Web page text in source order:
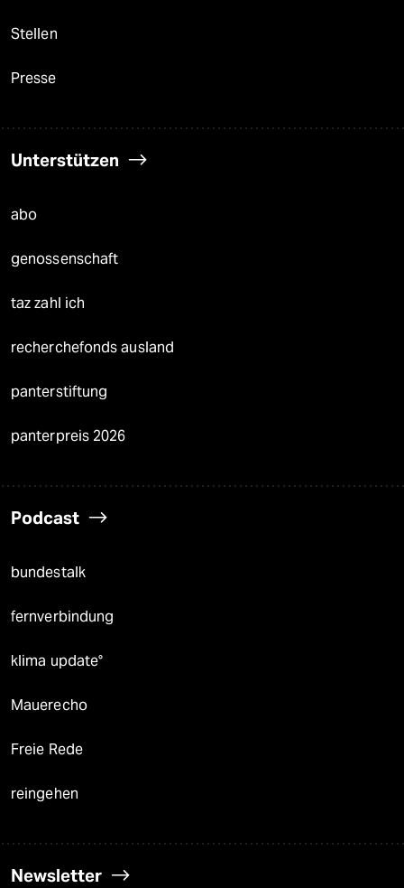
Stellen
Presse
Unterstützen
abo
genossenschaft
taz zahl ich
recherchefonds ausland
panterstiftung
panterpreis 2026
Podcast
bundestalk
fernverbindung
klima update°
Mauerecho
Freie Rede
reingehen
Newsletter